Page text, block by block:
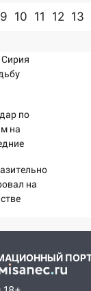
9 10 11 12 13
по
на
августа
на